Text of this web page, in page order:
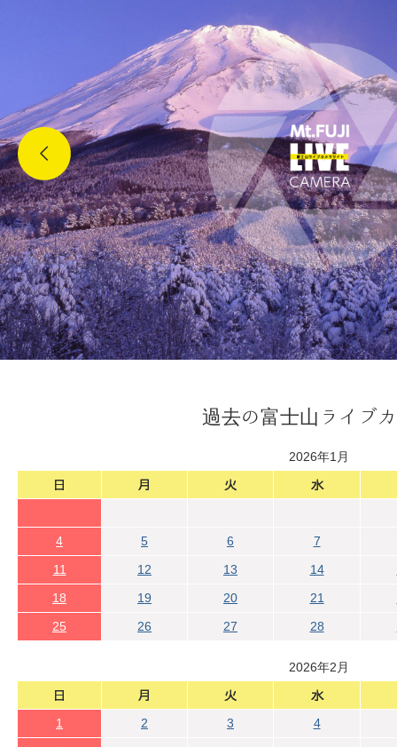
過去の富士山ライブ
2026年1月
4 5 6
7
11
12 13 14
18
19 20 21
25
26 27 28
2026年2月
1 2 3
4